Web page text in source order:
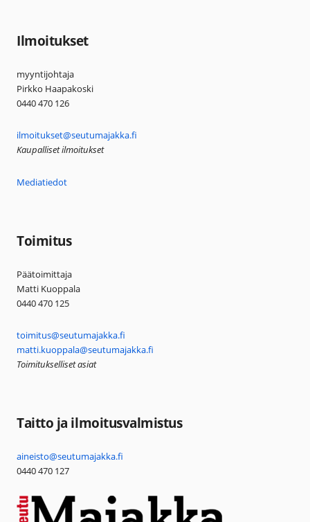
Ilmoitukset
myyntijohtaja
Pirkko Haapakoski
0440 470 126
ilmoitukset@seutumajakka.fi
Kaupalliset ilmoitukset
Mediatiedot
Toimitus
Päätoimittaja
Matti Kuoppala
0440 470 125
toimitus@seutumajakka.fi
matti.kuoppala@seutumajakka.fi
Toimitukselliset asiat
Taitto ja ilmoitusvalmistus
aineisto@seutumajakka.fi
0440 470 127